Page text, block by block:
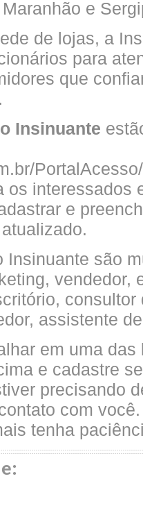
e
de lojas, a
para
que
Insinuante
os interessados
e
Insinuante são
vendedor,
assistente
em uma
e cadastre
precisando
com
tenha